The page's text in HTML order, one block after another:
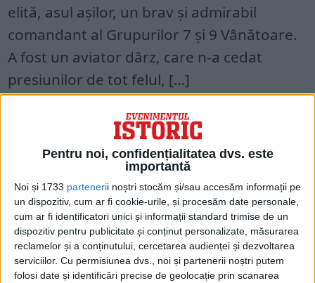
Pentru noi, confidențialitatea dvs. este
importantă
Noi și 1733 partenerii noștri stocăm și/sau accesăm informații pe
un dispozitiv, cum ar fi cookie-urile, și procesăm date personale,
cum ar fi identificatori unici și informații standard trimise de un
dispozitiv pentru publicitate și conținut personalizate, măsurarea
reclamelor și a conținutului, cercetarea audienței și dezvoltarea
serviciilor. Cu permisiunea dvs., noi și partenerii noștri putem
folosi date și identificări precise de geolocație prin scanarea
elită, asul aşilor, un brav şi admirabil
comandant al Grupurilor 7 şi 9 Vânătoare.
A fost un aviator dârz, care n-a cedat
presiunilor de tot felul, […]
Acces restricționat. Dacă doriți să citiți
acest articol, mergeți pe
edituradecarte.roși achiziționați ediția
August 2024
Pagini:1234567 89
Din ultima ediție ...